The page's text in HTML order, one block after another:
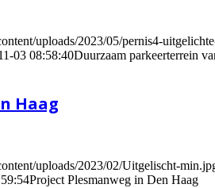
uploads/2023/05/pernis4-
03 08:58:40Duurzaam parkeerterrein
Haag
uploads/2023/02/Uitgelischt-
Project Plesmanweg in Den Haag